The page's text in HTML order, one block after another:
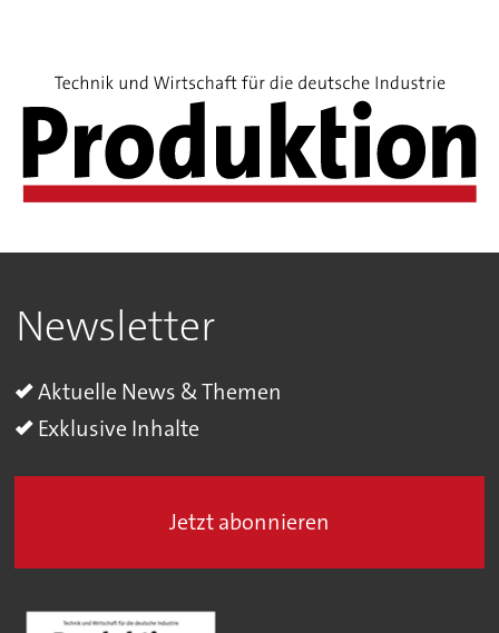
Newsletter
Aktuelle News & Themen
Exklusive Inhalte
Jetzt abonnieren